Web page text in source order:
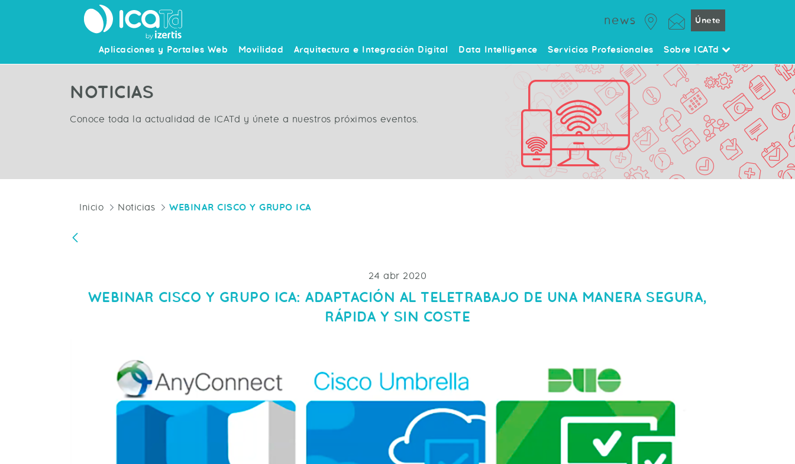
news Únete
Aplicaciones y Portales Web Movilidad Arquitectura e Integración Digital Data Intelligence Servicios Profesionales Sobre ICATd
NOTICIAS
Conoce toda la actualidad de ICATd y únete a nuestros próximos eventos.
Inicio Noticias WEBINAR CISCO Y GRUPO ICA
24 abr 2020
WEBINAR CISCO Y GRUPO ICA: ADAPTACIÓN AL TELETRABAJO DE UNA MANERA SEGURA,
RÁPIDA Y SIN COSTE